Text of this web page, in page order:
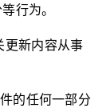
行为。
更新内容从事
的任何一部分